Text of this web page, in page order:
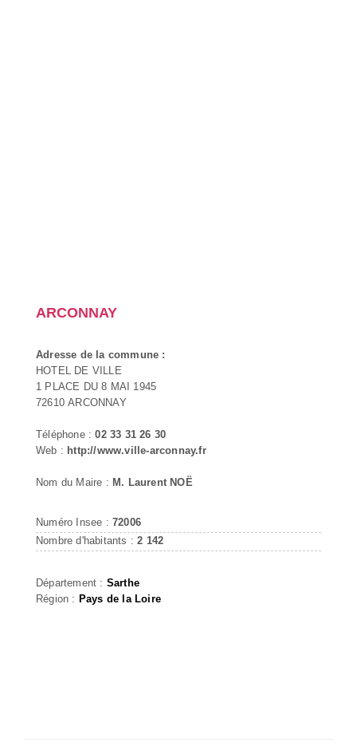
ARCONNAY
Adresse de la commune :
HOTEL DE VILLE
1 PLACE DU 8 MAI 1945
72610 ARCONNAY
Téléphone :02 33 31 26 30
Web : http://www.ville-arconnay.fr
Nom du Maire : M. Laurent NOË
Numéro Insee : 72006
Nombre d'habitants :2 142
Département : Sarthe
Région : Pays de la Loire